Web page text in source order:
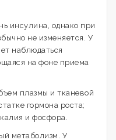
инсулина, однако при
не изменяется. У
наблюдаться
на фоне приема
плазмы и тканевой
гормона роста;
и фосфора.
метаболизм. У